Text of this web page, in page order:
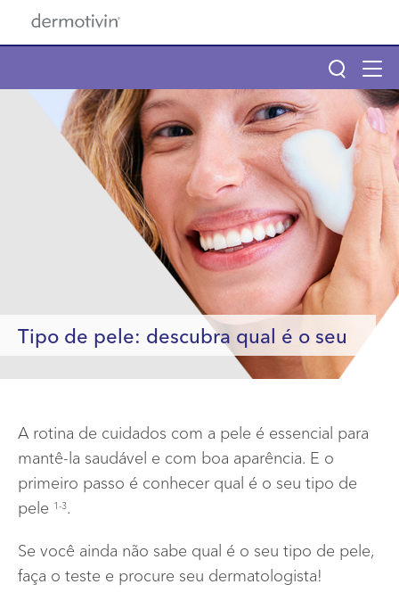
Pular para o conteúdo principal
Main navigation
Main navigation
Sobre Dermotivin
Descubra seu tipo de pele
Início
Info menu
FAQ
Tipo de pele: descubra qual é o seu
A rotina de cuidados com a pele é essencial para
mantê-la saudável e com boa aparência. E o
primeiro passo é conhecer qual é o seu tipo de
pele 1-3.
Se você ainda não sabe qual é o seu tipo de pele,
faça o teste e procure seu dermatologista!